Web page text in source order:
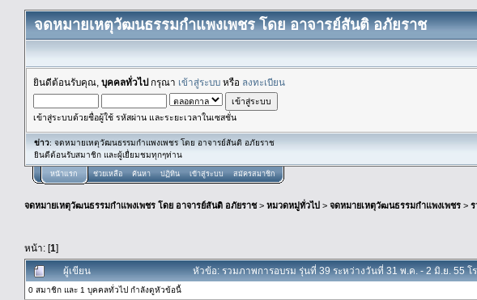
จดหมายเหตุวัฒนธรรมกำแพงเพชร โดย อาจารย์สันติ อภัยราช
ยินดีต้อนรับคุณ, บุคคลทั่วไปกรุณา เข้าสู่ระบบ หรือ ลงทะเบียน
เข้าสู่ระบบด้วยชื่อผู้ใช้ รหัสผ่าน และระยะเวลาในเซสชั่น
ข่าว: จดหมายเหตุวัฒนธรรมกำแพงเพชร โดย อาจารย์สันติ อภัยราช
ยินดีต้อนรับสมาชิก และผู้เยื่ยมชมทุกๆท่าน
หน้าแรก ช่วยเหลือ ค้นหา ปฏิทิน เข้าสู่ระบบ สมัครสมาชิก
จดหมายเหตุวัฒนธรรมกำแพงเพชร โดย อาจารย์สันติ อภัยราช> หมวดหมู่ทั่วไป > จดหมายเหตุวัฒนธรรมกำแพงเพชร > ร
หน้า: [1]
ผู้เขียน หัวข้อ: รวมภาพการอบรม รุ่นที่ 39 ระหว่างวันที่ 31 พ.ค. - 2 มิ.ย. 55 โ
0 สมาชิก และ 1 บุคคลทั่วไป กำลังดูหัวข้อนี้